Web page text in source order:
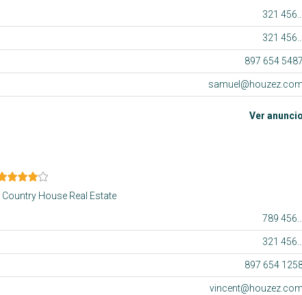
897 654 5487
samuel@houzez.com
Ver anuncio
Country House Real Estate
897 654
vincent@houzez.com